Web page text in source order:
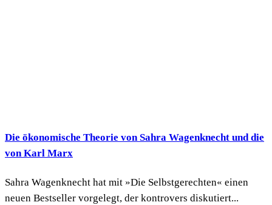
Die ökonomische Theorie von Sahra Wagenknecht und die
von Karl Marx
Sahra Wagenknecht hat mit »Die Selbstgerechten« einen
neuen Bestseller vorgelegt, der kontrovers diskutiert...